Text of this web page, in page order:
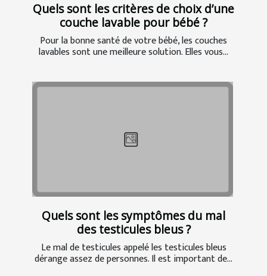
Quels sont les critères de choix d’une
couche lavable pour bébé ?
Pour la bonne santé de votre bébé, les couches
lavables sont une meilleure solution. Elles vous...
Quels sont les symptômes du mal
des testicules bleus ?
Le mal de testicules appelé les testicules bleus
dérange assez de personnes. Il est important de...